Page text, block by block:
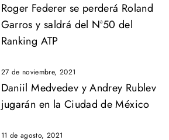
Roger Federer se perderá Roland
Garros y saldrá del Nª50 del
Ranking ATP
27 de noviembre, 2021
Daniil Medvedev y Andrey Rublev
jugarán en la Ciudad de México
11 de agosto, 2021